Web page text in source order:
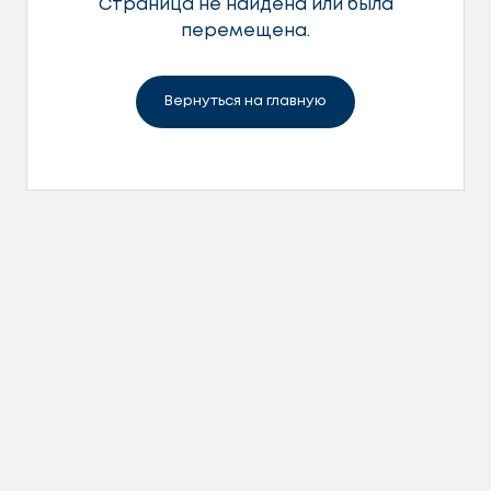
Страница не найдена или была
перемещена.
Вернуться на главную